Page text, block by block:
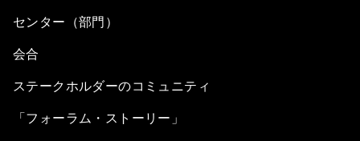
センター（部門）
会合
ステークホルダーのコミュニティ
「フォーラム・ストーリー」